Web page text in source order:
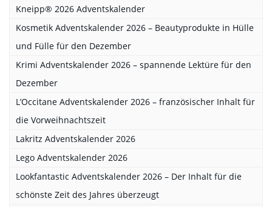
Kneipp® 2026 Adventskalender
Kosmetik Adventskalender 2026 – Beautyprodukte in Hülle
und Fülle für den Dezember
Krimi Adventskalender 2026 – spannende Lektüre für den
Dezember
L’Occitane Adventskalender 2026 – französischer Inhalt für
die Vorweihnachtszeit
Lakritz Adventskalender 2026
Lego Adventskalender 2026
Lookfantastic Adventskalender 2026 – Der Inhalt für die
schönste Zeit des Jahres überzeugt